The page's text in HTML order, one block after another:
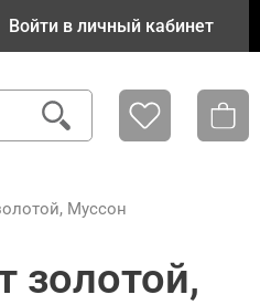
Войти в личный кабинет
Муссон
золотой,